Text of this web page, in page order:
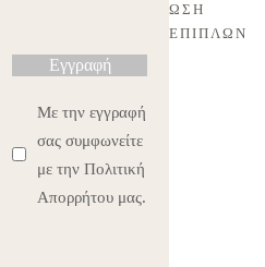
Εγγραφή
Με την εγγραφή
σας συμφωνείτε
με την Πολιτική
Απορρήτου μας.
ΩΣΗ
ΕΠΊΠΛΩΝ